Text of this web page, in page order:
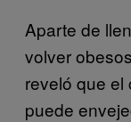
Aparte de
volver
reveló que
puede